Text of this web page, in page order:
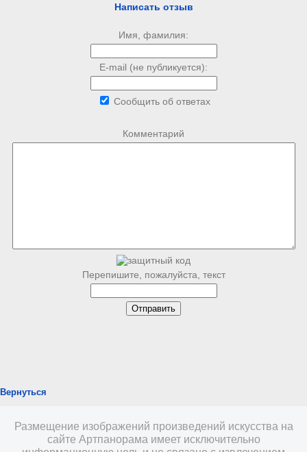
Написать отзыв
Имя, фамилия:
E-mail (не публикуется):
Сообщить об ответах
Комментарий
Перепишите, пожалуйста, текст
Вернуться
Размещение изображений произведений искусства на
сайте Артпанорама имеет исключительно